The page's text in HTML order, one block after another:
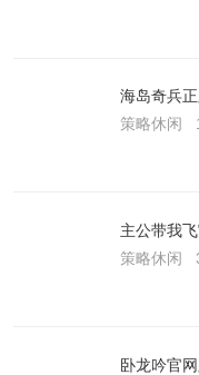
海岛奇兵
策略休闲
主公带我
策略休闲
卧龙吟官